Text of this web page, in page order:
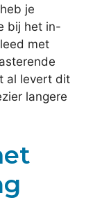
je
bij het in-
met
al levert dit
langere